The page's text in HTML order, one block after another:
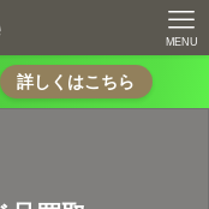
MENU
詳しくはこちら